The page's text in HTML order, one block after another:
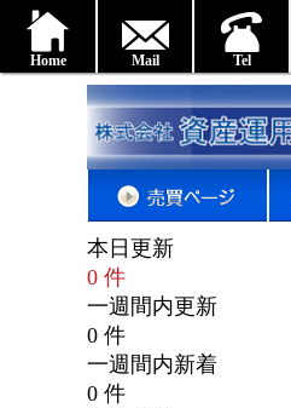
Home Mail Tel
本日更新
0 件
一週間内更新
0 件
一週間内新着
0 件